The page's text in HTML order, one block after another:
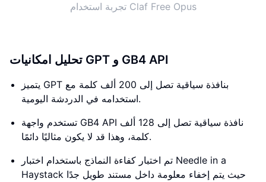
تجربة استخدام Claf Free Opus
تحليل امكانيات GPT و GB4 API
يتميز GPT بنافذة سياقية تصل إلى 200 ألف كلمة مع
استخدامه في الدردشة اليومية.
تستخدم واجهة GB4 API نافذة سياقية تصل إلى 128 ألف
كلمة، وهذا قد لا يكون مثاليًا دائمًا.
تم اختبار كفاءة النماذج باستخدام اختبار Needle in a
Haystack حيث يتم إخفاء معلومة داخل مستند طويل جدًا